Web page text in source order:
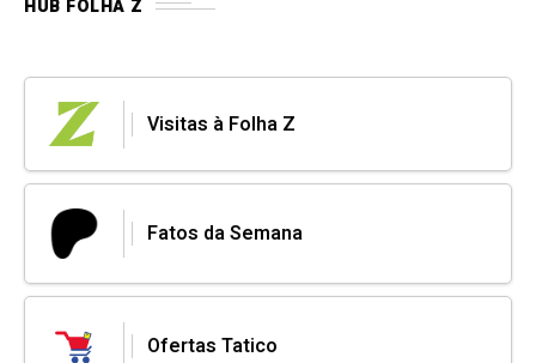
HUB FOLHA Z
Visitas à Folha Z
Fatos da Semana
Ofertas Tatico